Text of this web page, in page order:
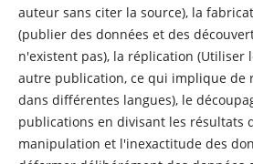
auteur sans citer la source), la
(publier des données et des
n'existent pas), la réplication (Utiliser
autre publication, ce qui implique de
dans différentes langues), le
publications en divisant les résultats
manipulation et l'inexactitude des